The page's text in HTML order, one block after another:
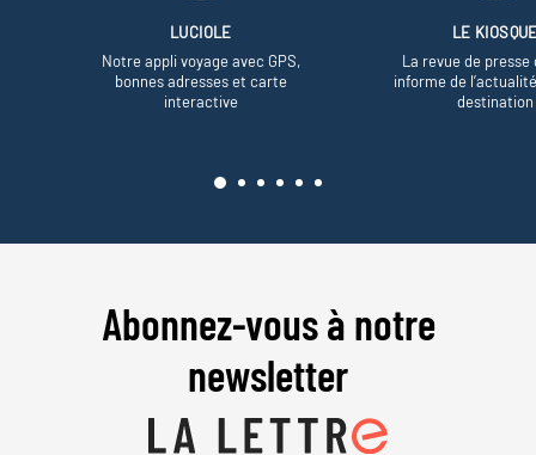
LUCIOLE
Notre appli voyage avec GPS,
bonnes adresses et carte
interactive
LE
La revue de presse
informe de
destination
Abonnez-vous à notre
newsletter